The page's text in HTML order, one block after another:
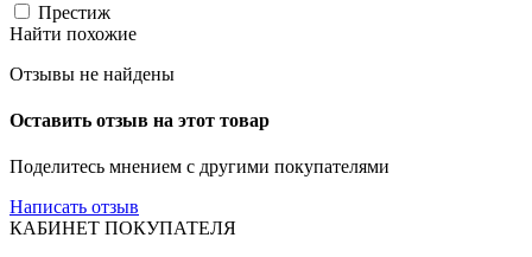
Престиж
Найти похожие
Отзывы не найдены
Оставить отзыв на этот товар
Поделитесь мнением с другими покупателями
Написать отзыв
КАБИНЕТ ПОКУПАТЕЛЯ